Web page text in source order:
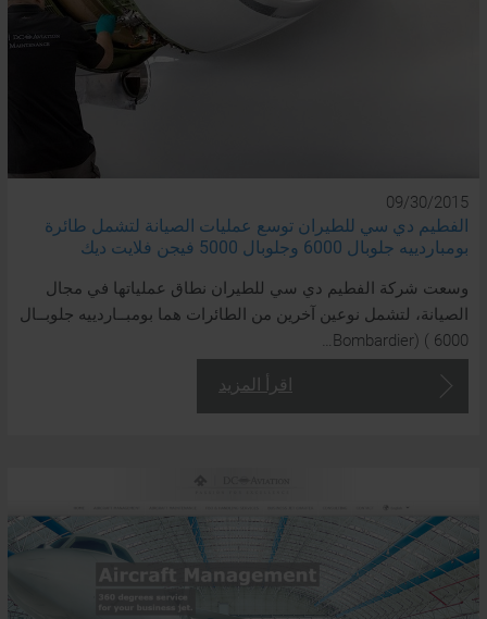
09/30/2015
الفطيم دي سي للطيران توسع عمليات الصيانة لتشمل طائرة
بومباردييه جلوبال 6000 وجلوبال 5000 فيجن فلايت ديك
وسعت شركة الفطيم دي سي للطيران نطاق عملياتها في مجال
الصيانة، لتشمل نوعين آخرين من الطائرات هما بومبــاردييه جلوبــال
6000 ) (Bombardier…
اقرأ المزيد